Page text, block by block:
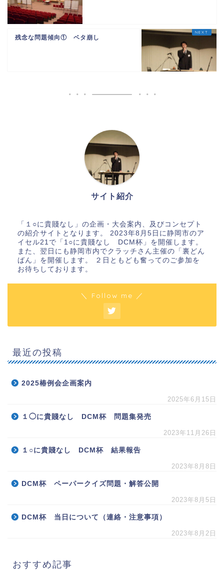
残念な問題傾向① ベタ崩し
サイト紹介
「１○に貴賤なし」の企画・大会案内、及びコンセプト
の紹介サイトとなります。 2023年8月5日に静岡市のア
イセル21で「1○に貴賤なし DCM杯」を開催します。
また、翌日にも静岡市内でクラッチさん主催の「裏どん
ばん」を開催します。 ２日ともども奮ってのご参加を
お待ちしております。
＼ Follow me ／
最近の投稿
2025椿例会企画案内
2025年6月15日
１◯に貴賤なし DCM杯 問題集発売
2023年11月26日
１○に貴賤なし DCM杯 結果報告
2023年8月8日
DCM杯 ペーパークイズ問題・解答公開
2023年8月5日
DCM杯 当日について（連絡・注意事項）
2023年8月2日
おすすめ記事